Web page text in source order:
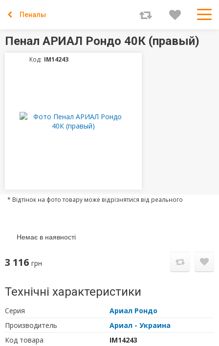
Пеналы
Пенал АРИАЛ Рондо 40К (правый)
Код: IM14243
* Відтінок на фото товару може відрізнятися від реального
Немає в наявності
3 116 грн
Технічні характеристики
Серия
Ариал Рондо
Производитель
Ариал - Украина
Код товара
IM14243